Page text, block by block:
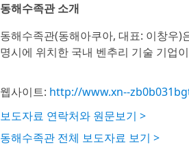
동해수족관 소개
동해수족관(동해아쿠아, 대표: 이창우)
명시에 위치한 국내 벤추리 기술 기업
웹사이트: http://www.xn--
보도자료 연락처와 원문보기 >
동해수족관 전체 보도자료 보기 >